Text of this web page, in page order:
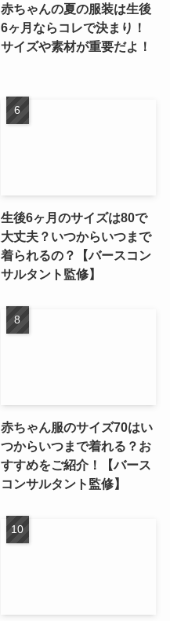
赤ちゃんの夏の服装は生後
6ヶ月ならコレで決まり！
サイズや素材が重要だよ！
生後6ヶ月のサイズは80で
大丈夫？いつからいつまで
着られるの？【バースコン
サルタント監修】
赤ちゃん服のサイズ70はい
つからいつまで着れる？お
すすめをご紹介！【バース
コンサルタント監修】